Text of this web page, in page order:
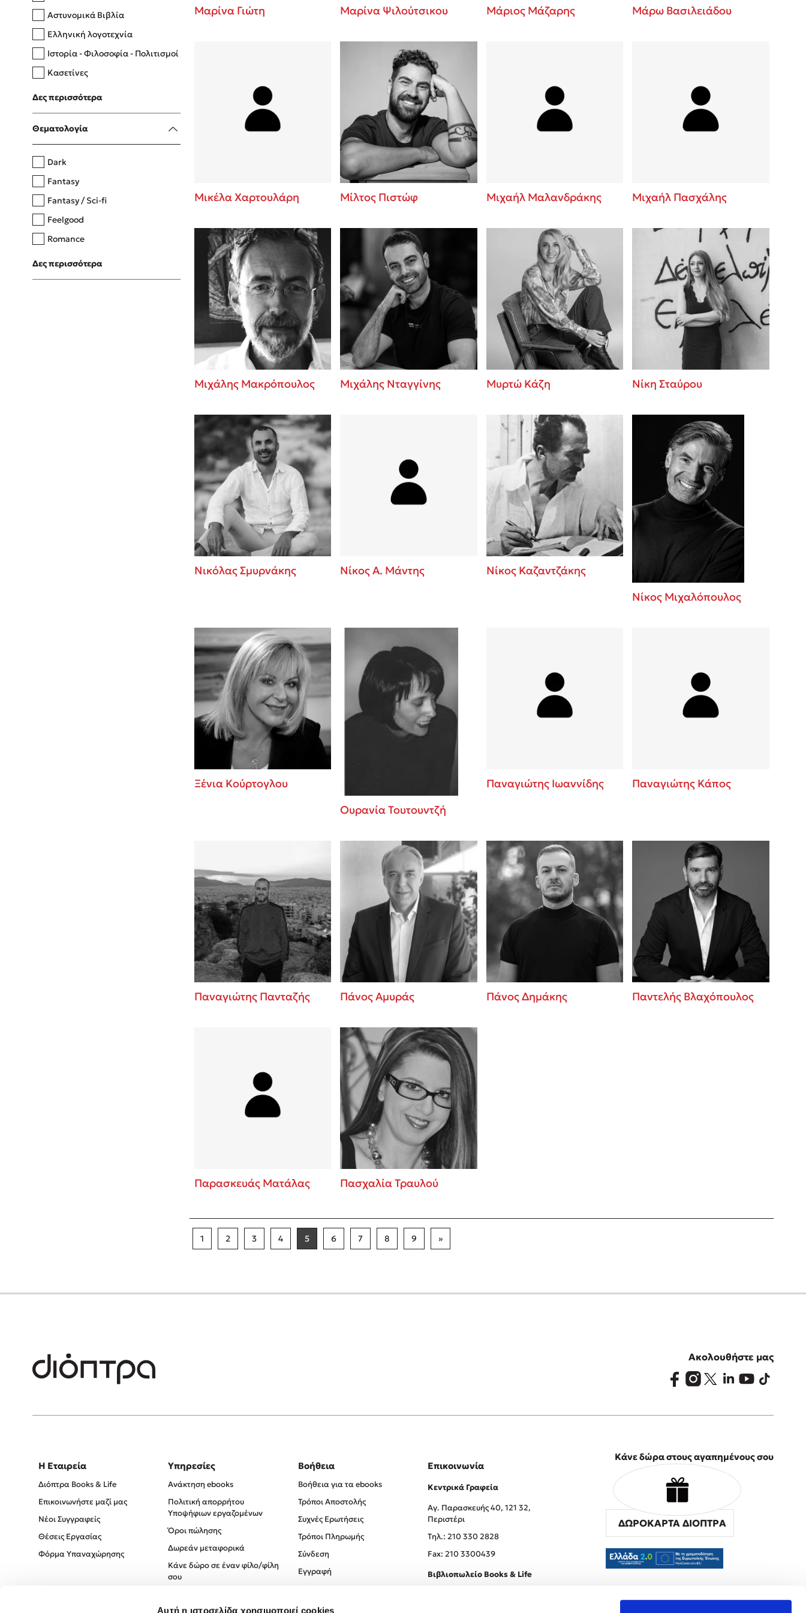
Αυτή η ιστοσελίδα χρησιμοποιεί cookies
Δανάη Δεληγεώργη
Πάνω, κάτω, μπροστά, πίσω
Η μέθοδος Αφήστε τους
Αστυνομικά Βιβλία
Ελληνική λογοτεχνία
Ιστορία - Φιλοσοφία - Πολιτισμοί
Κασετίνες
Λευκώματα - Έγχρωμοι οδηγοί
Μαγειρική
Δες περισσότερα
Θεματολογία
Dark
Fantasy
Fantasy / Sci-fi
Feelgood
Romance
Upmarket
Young Adult
Δες περισσότερα
Μαρίνα Γιώτη Μαρίνα Ψιλούτσικου Μάριος Μάζαρης Μάρω Βασιλειάδου
Μικέλα Χαρτουλάρη Μίλτος Πιστώφ Μιχαήλ Μαλανδράκης Μιχαήλ Πασχάλης
Μιχάλης Μακρόπουλος Μιχάλης Νταγγίνης Μυρτώ Κάζη Νίκη Σταύρου
Νικόλας Σμυρνάκης Νίκος Α. Μάντης
Νίκος Καζαντζάκης
Νίκος Μιχαλόπουλος
Ξένια Κούρτογλου
Ουρανία Τουτουντζή
Παναγιώτης Ιωαννίδης Παναγιώτης Κάπος
Παναγιώτης Πανταζής Πάνος Αμυράς Πάνος Δημάκης Παντελής Βλαχόπουλος
Παρασκευάς Ματάλας Πασχαλία Τραυλού
1 2 3 4 5 6 7 8 9 »
Ακολουθήστε μας
Η Εταιρεία
Διόπτρα Books & Life
Επικοινωνήστε μαζί μας
Νέοι Συγγραφείς
Θέσεις Εργασίας
Φόρμα Υπαναχώρησης
Υπηρεσίες
Ανάκτηση ebooks
Πολιτική απορρήτου
Υποψήφιων εργαζομένων
Όροι πώλησης
Δωρεάν μεταφορικά
Κάνε δώρο σε έναν φίλο/φίλη
σου
Βοήθεια
Βοήθεια για τα ebooks
Τρόποι Αποστολής
Συχνές Ερωτήσεις
Τρόποι Πληρωμής
Σύνδεση
Εγγραφή
Επικοινωνία
Κεντρικά Γραφεία
Αγ. Παρασκευής 40, 121 32,
Περιστέρι
Tηλ.: 210 330 2828
Fax: 210 3300439
Βιβλιοπωλείο Books & Life
Κάνε δώρα στους αγαπημένους σου
ΔΩΡΟΚΑΡΤΑ ΔΙΟΠΤΡΑ